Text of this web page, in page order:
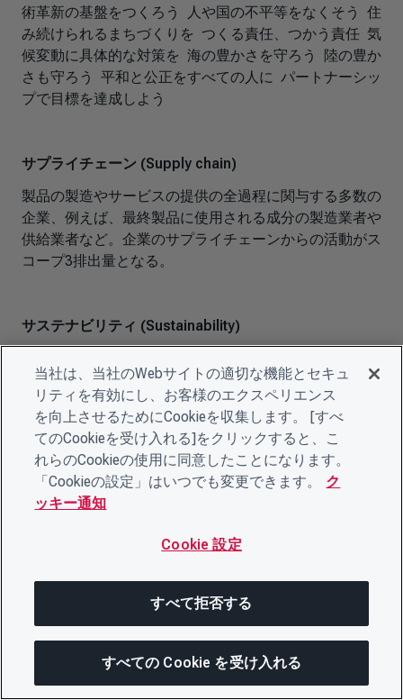
術革新の基盤をつくろう 人や国の不平等をなくそう 住
み続けられるまちづくりを つくる責任、つかう責任 気
候変動に具体的な対策を 海の豊かさを守ろう 陸の豊か
さも守ろう 平和と公正をすべての人に パートナーシッ
プで目標を達成しよう
サプライチェーン (Supply chain)
製品の製造やサービスの提供の全過程に関与する多数の
企業、例えば、最終製品に使用される成分の製造業者や
供給業者など。企業のサプライチェーンからの活動がス
コープ3排出量となる。
サステナビリティ (Sustainability)
と。1987年の国連ブルントラント委員会は、「将来の
世代の欲求を満たしつつ、現在の世代の欲求も満足させ
るような開発」と定義している。
タクソノミー (Taxonomy)
に（そして社会的に）持続可能な活動への資金フローの
る。国際決済銀行によれば、サステナブル・ファイナン
ス・タクソノミーは、「金融資産が所定のサステナビリ
ティ目標を支援できるかどうか、またどの程度支援でき
タクソノミーの中心的な目的は、持続可能な活動への資
このページを共有 メニューを開
当社は、当社のWebサイトの適切な機能とセキュ
リティを有効にし、お客様のエクスペリエンス
を向上させるためにCookieを収集します。 [すべ
てのCookieを受け入れる]をクリックすると、こ
れらのCookieの使用に同意したことになります。
「Cookieの設定」はいつでも変更できます。
ク
ッキー通知
Cookie 設定
すべて拒否する
すべての Cookie を受け入れる